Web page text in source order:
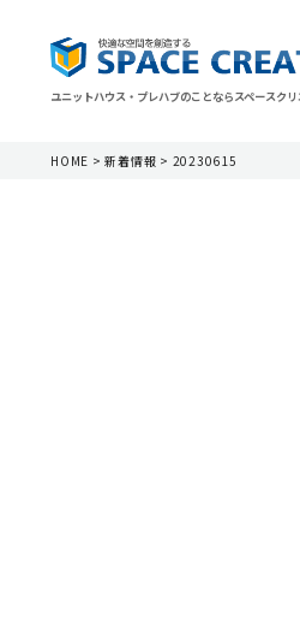
ユニットハウス・プレハブのことならスペースク
HOME >新着情報 > 20230615